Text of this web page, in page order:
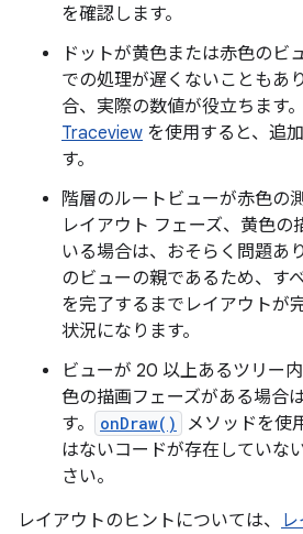
を確認します。
ドットが黄色または赤色のビ
での処理が遅くないこともあ
合、実際の数値が役立ちます。
Traceview を使用すると、追
す。
階層のルートビューが赤色の
レイアウト フェーズ、黄色の
いる場合は、おそらく問題あ
のビューの親であるため、す
を完了するまでレイアウトが
状況になります。
ビューが 20 以上あるツリー
色の描画フェーズがある場合
す。
onDraw()
メソッドを使
はないコードが存在していな
さい。
レイアウトのヒントについては、